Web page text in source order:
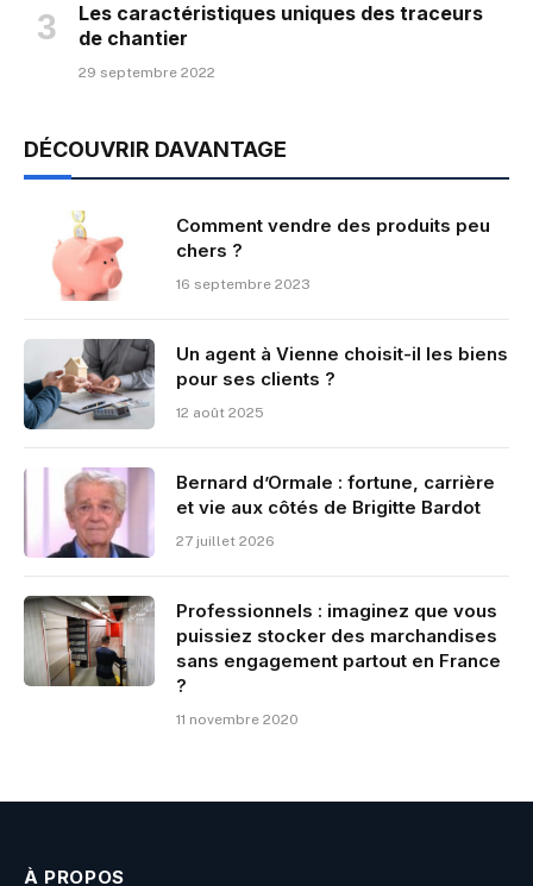
Les caractéristiques uniques des traceurs
de chantier
29 septembre 2022
DÉCOUVRIR DAVANTAGE
Comment vendre des produits peu
chers ?
16 septembre 2023
Un agent à Vienne choisit-il les biens
pour ses clients ?
12 août 2025
Bernard d’Ormale : fortune, carrière
et vie aux côtés de Brigitte Bardot
27 juillet 2026
Professionnels : imaginez que vous
puissiez stocker des marchandises
sans engagement partout en France
?
11 novembre 2020
À PROPOS